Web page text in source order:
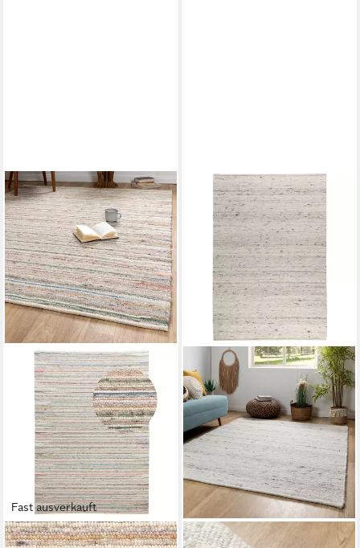
Fast ausverkauft
STEFFENSMEIER STEFFENSMEIER